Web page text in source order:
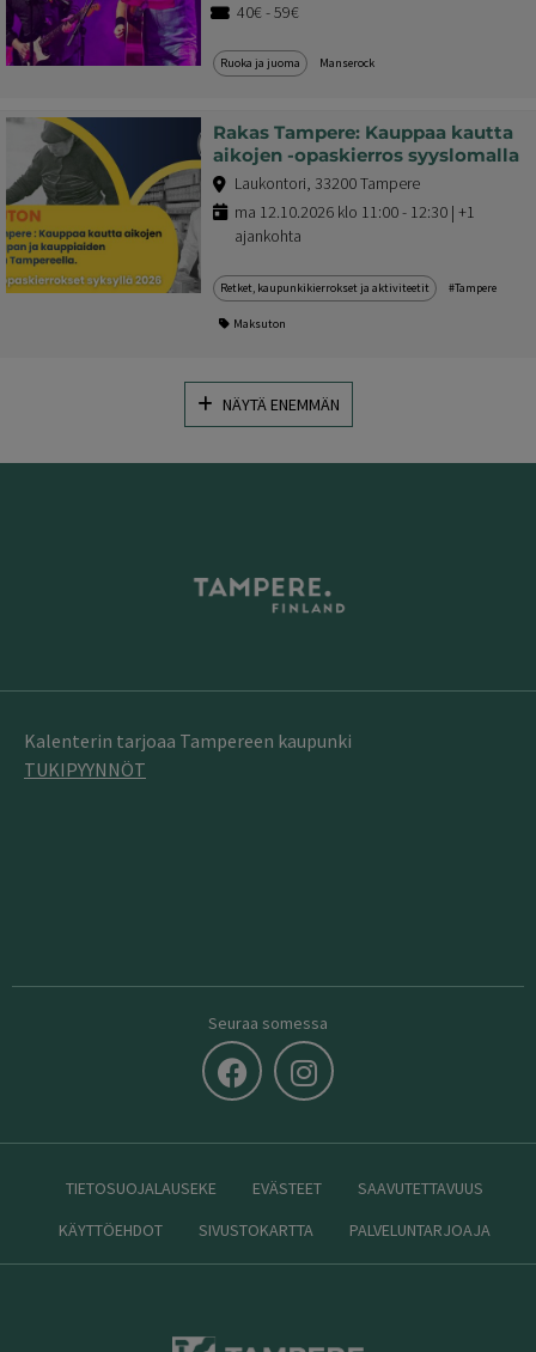
40€ - 59€
Ruoka ja juoma Manserock
Rakas Tampere: Kauppaa kautta
aikojen -opaskierros syyslomalla
Laukontori, 33200 Tampere
ma 12.10.2026 klo 11:00 - 12:30 | +1
ajankohta
Retket, kaupunkikierrokset ja aktiviteetit #Tampere
Maksuton
NÄYTÄ ENEMMÄN
Kalenterin tarjoaa Tampereen kaupunki
TUKIPYYNNÖT
Seuraa somessa
TIETOSUOJALAUSEKE EVÄSTEET
SAAVUTETTAVUUS
KÄYTTÖEHDOT
SIVUSTOKARTTA PALVELUNTARJOAJA